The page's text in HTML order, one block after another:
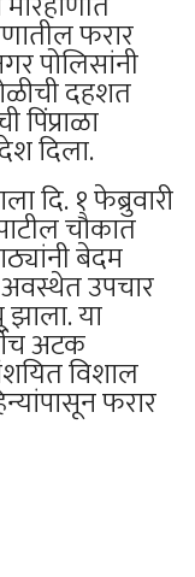
फरार
पोलिसांनी
दहशत
पिंप्राळा
दिला.
दि. १ फेब्रुवारी
चौकात
बेदम
उपचार
या
अटक
विशाल
फरार